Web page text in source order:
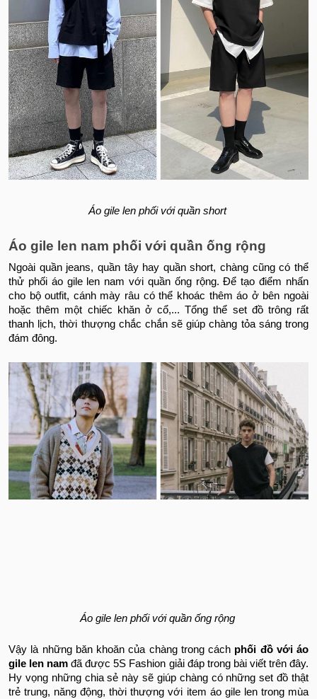
Áo gile len phối với quần short
Áo gile len nam phối với quần ống rộng
Ngoài quần jeans, quần tây hay quần short, chàng cũng có thể
thử phối áo gile len nam với quần ống rộng. Để tạo điểm nhấn
cho bộ outfit, cánh mày râu có thể khoác thêm áo ở bên ngoài
hoặc thêm một chiếc khăn ở cổ,... Tổng thể set đồ trông rất
thanh lịch, thời thượng chắc chắn sẽ giúp chàng tỏa sáng trong
đám đông.
Áo gile len phối với quần ống rộng
Vậy là những băn khoăn của chàng trong cách phối đồ với áo
gile len nam đã được 5S Fashion giải đáp trong bài viết trên đây.
Hy vọng những chia sẻ này sẽ giúp chàng có những set đồ thật
trẻ trung, năng động, thời thượng với item áo gile len trong mùa